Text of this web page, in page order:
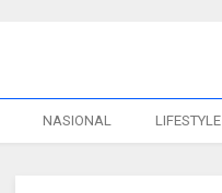
NASIONAL LIFESTYLE